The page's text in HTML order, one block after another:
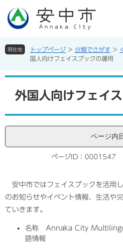
先
す。
を
し
現在地 トップページ > 分類でさがす >
国人向けフェイスブックの運用
外国人向けフェイ
ページ内
ページID：0001547
安中市ではフェイスブックを活用
のお知らせやイベント情報、生活や
ていきます。
名称 Annaka City
語情報